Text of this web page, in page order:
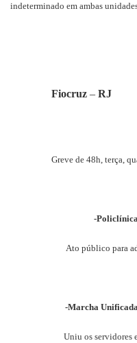
indeterminado em ambas
Fiocruz – RJ
Greve de 48h, terça,
-
Ato público para
-Marcha
Uniu os servidores